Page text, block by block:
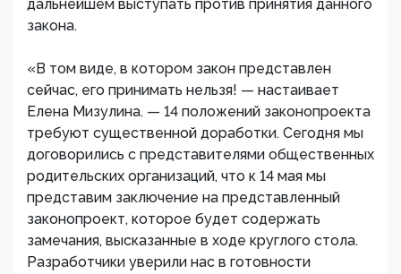
дальнейшем выступать против принятия данного
закона.
«В том виде, в котором закон представлен
сейчас, его принимать нельзя! — настаивает
Елена Мизулина. — 14 положений законопроекта
требуют существенной доработки. Сегодня мы
договорились с представителями общественных
родительских организаций, что к 14 мая мы
представим заключение на представленный
законопроект, которое будет содержать
замечания, высказанные в ходе круглого стола.
Разработчики уверили нас в готовности